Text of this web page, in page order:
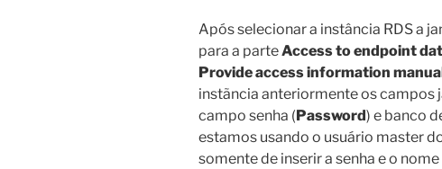
Após selecionar a instância RDS a
para a parteAccess to endpoint
Provide access information
instãncia anteriormente os campos
campo senha (Password) e banco
estamos usando o usuário master
somente de inserir a senha e o